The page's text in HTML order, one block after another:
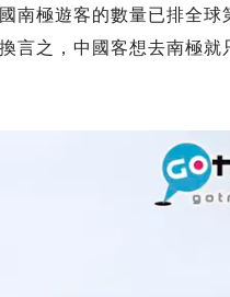
南極遊客的數量已排全球
言之，中國客想去南極就